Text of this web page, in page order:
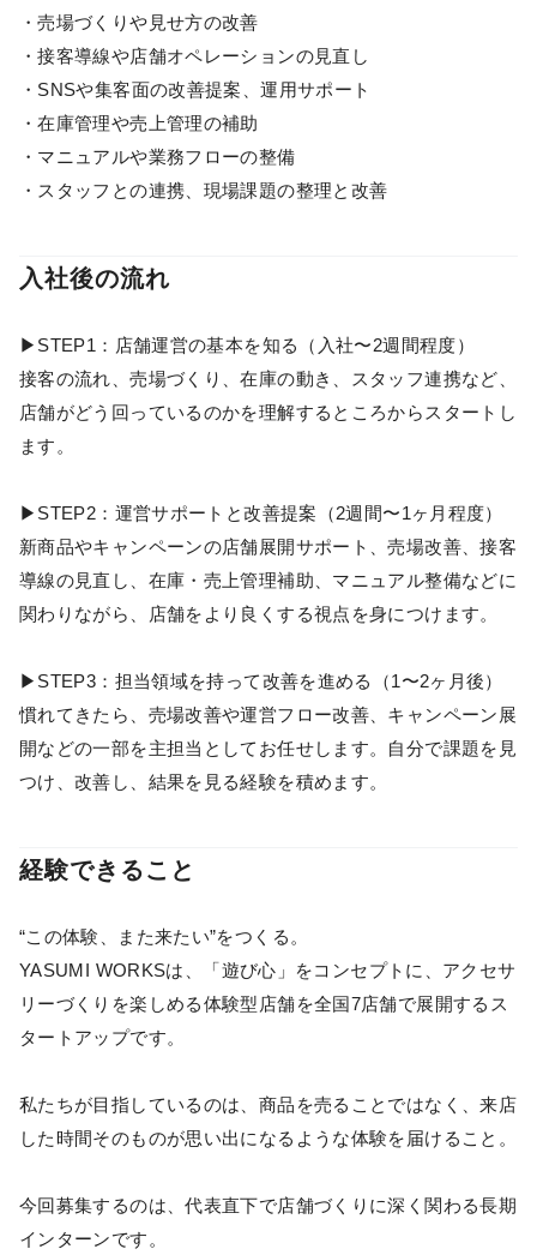
・売場づくりや見せ方の改善
・接客導線や店舗オペレーションの見直し
・SNSや集客面の改善提案、運用サポート
・在庫管理や売上管理の補助
・マニュアルや業務フローの整備
・スタッフとの連携、現場課題の整理と改善
入社後の流れ
▶︎STEP1：店舗運営の基本を知る（入社〜2週間程度）
接客の流れ、売場づくり、在庫の動き、スタッフ連携など、
店舗がどう回っているのかを理解するところからスタートし
ます。
▶︎STEP2：運営サポートと改善提案（2週間〜1ヶ月程度）
新商品やキャンペーンの店舗展開サポート、売場改善、接客
導線の見直し、在庫・売上管理補助、マニュアル整備などに
関わりながら、店舗をより良くする視点を身につけます。
▶︎STEP3：担当領域を持って改善を進める（1〜2ヶ月後）
慣れてきたら、売場改善や運営フロー改善、キャンペーン展
開などの一部を主担当としてお任せします。自分で課題を見
つけ、改善し、結果を見る経験を積めます。
経験できること
“この体験、また来たい”をつくる。
YASUMI WORKSは、「遊び心」をコンセプトに、アクセサ
リーづくりを楽しめる体験型店舗を全国7店舗で展開するス
タートアップです。
私たちが目指しているのは、商品を売ることではなく、来店
した時間そのものが思い出になるような体験を届けること。
今回募集するのは、代表直下で店舗づくりに深く関わる長期
インターンです。